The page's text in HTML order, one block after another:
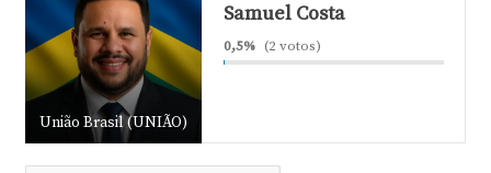
União Brasil (UNIÃO)
Samuel Costa
0,5% (2 votos)